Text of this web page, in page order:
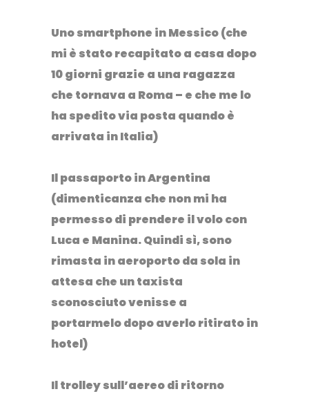
Uno smartphone in Messico (che
mi è stato recapitato a casa dopo
10 giorni grazie a una ragazza
che tornava a Roma – e che me lo
ha spedito via posta quando è
arrivata in Italia)⁣
Il passaporto in Argentina
(dimenticanza che non mi ha
permesso di prendere il volo con
Luca e Manina. Quindi sì, sono
rimasta in aeroporto da sola in
attesa che un taxista
sconosciuto venisse a
portarmelo dopo averlo ritirato in
hotel)⁣
Il trolley sull’aereo di ritorno